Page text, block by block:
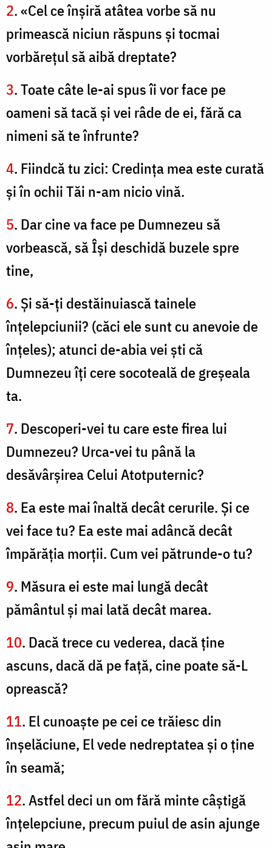
2. «Cel ce înşiră atâtea vorbe să nu
primească niciun răspuns şi tocmai
vorbăreţul să aibă dreptate?
3. Toate câte le-ai spus îi vor face pe
oameni să tacă şi vei râde de ei, fără ca
nimeni să te înfrunte?
4. Fiindcă tu zici: Credinţa mea este curată
şi în ochii Tăi n-am nicio vină.
5. Dar cine va face pe Dumnezeu să
vorbească, să Îşi deschidă buzele spre
tine,
6. Şi să-ţi destăinuiască tainele
înţelepciunii? (căci ele sunt cu anevoie de
înţeles); atunci de-abia vei şti că
Dumnezeu îţi cere socoteală de greşeala
ta.
7. Descoperi-vei tu care este firea lui
Dumnezeu? Urca-vei tu până la
desăvârşirea Celui Atotputernic?
8. Ea este mai înaltă decât cerurile. Şi ce
vei face tu? Ea este mai adâncă decât
împărăţia morţii. Cum vei pătrunde-o tu?
9. Măsura ei este mai lungă decât
pământul şi mai lată decât marea.
10. Dacă trece cu vederea, dacă ţine
ascuns, dacă dă pe faţă, cine poate să-L
oprească?
11. El cunoaşte pe cei ce trăiesc din
înşelăciune, El vede nedreptatea şi o ţine
în seamă;
12. Astfel deci un om fără minte câştigă
înţelepciune, precum puiul de asin ajunge